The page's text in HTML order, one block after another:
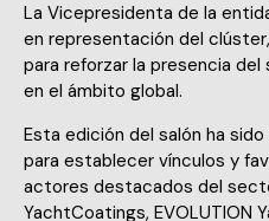
La Vicepresidenta de la
en representación del
para reforzar la presencia
en el ámbito global.
Esta edición del salón ha
para establecer vínculos y
actores destacados del
YachtCoatings, EVOLUTION